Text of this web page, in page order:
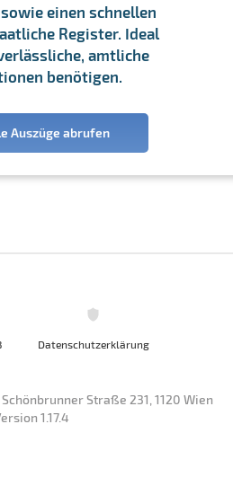
einen schnellen
Register. Ideal
amtliche
benötigen.
Auszüge abrufen
Datenschutzerklärung
Straße 231, 1120 Wien
1.17.4